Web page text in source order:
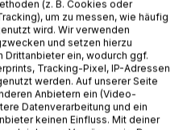
(z. B. Cookies oder
um zu messen, wie häufig
wird. Wir verwenden
und setzen hierzu
ein, wodurch ggf.
Tracking-Pixel, IP-Adressen
werden. Auf unserer Seite
Anbietern ein (Video-
Datenverarbeitung und ein
keinen Einfluss. Mit deiner